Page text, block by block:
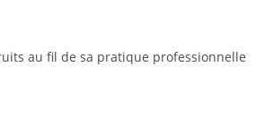
au fil de sa pratique professionnelle